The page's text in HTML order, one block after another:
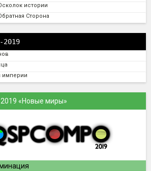
истории
Сторона
2019
империи
«Новые миры»